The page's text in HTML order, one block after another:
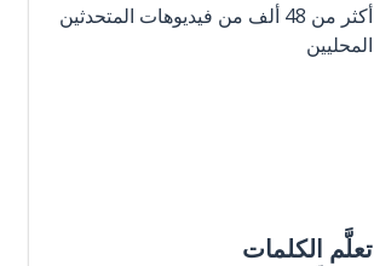
أكثر من 48 ألف من فيديوهات المتحدثين
المحليين
تعلَّم الكلمات